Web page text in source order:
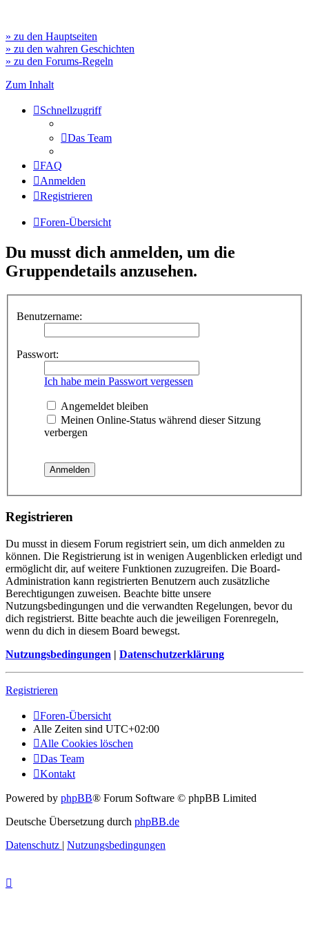
» zu den Hauptseiten
» zu den wahren Geschichten
» zu den Forums-Regeln
Zum Inhalt
Schnellzugriff
Das Team
FAQ
Anmelden
Registrieren
Foren-Übersicht
Du musst dich anmelden, um die
Gruppendetails anzusehen.
Benutzername:
Passwort:
Ich habe mein Passwort vergessen
Angemeldet bleiben
Meinen Online-Status während dieser Sitzung
verbergen
Registrieren
Du musst in diesem Forum registriert sein, um dich anmelden zu
können. Die Registrierung ist in wenigen Augenblicken erledigt und
ermöglicht dir, auf weitere Funktionen zuzugreifen. Die Board-
Administration kann registrierten Benutzern auch zusätzliche
Berechtigungen zuweisen. Beachte bitte unsere
Nutzungsbedingungen und die verwandten Regelungen, bevor du
dich registrierst. Bitte beachte auch die jeweiligen Forenregeln,
wenn du dich in diesem Board bewegst.
Nutzungsbedingungen | Datenschutzerklärung
Registrieren
Foren-Übersicht
Alle Zeiten sind UTC+02:00
Alle Cookies löschen
Das Team
Kontakt
Powered by phpBB® Forum Software © phpBB Limited
Deutsche Übersetzung durch phpBB.de
Datenschutz | Nutzungsbedingungen